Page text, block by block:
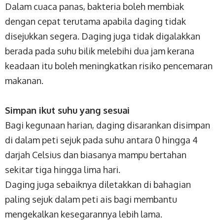
Dalam cuaca panas, bakteria boleh membiak
dengan cepat terutama apabila daging tidak
disejukkan segera. Daging juga tidak digalakkan
berada pada suhu bilik melebihi dua jam kerana
keadaan itu boleh meningkatkan risiko pencemaran
makanan.
Simpan ikut suhu yang sesuai
Bagi kegunaan harian, daging disarankan disimpan
di dalam peti sejuk pada suhu antara 0 hingga 4
darjah Celsius dan biasanya mampu bertahan
sekitar tiga hingga lima hari.
Daging juga sebaiknya diletakkan di bahagian
paling sejuk dalam peti ais bagi membantu
mengekalkan kesegarannya lebih lama.